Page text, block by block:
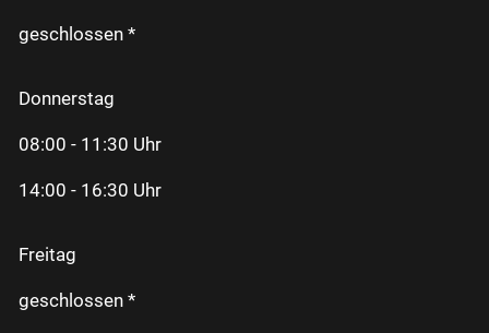
geschlossen *
Donnerstag
08:00 - 11:30 Uhr
14:00 - 16:30 Uhr
Freitag
geschlossen *